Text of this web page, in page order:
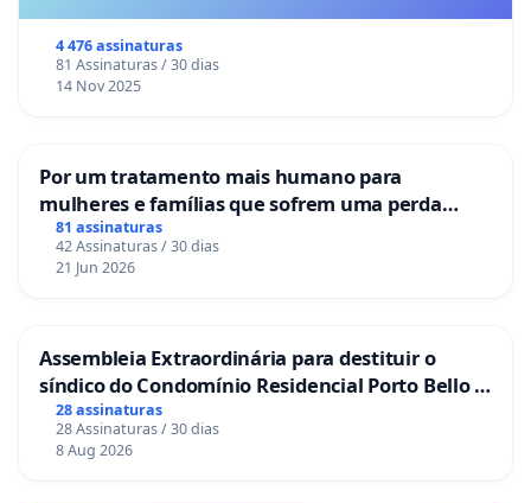
4 476 assinaturas
81 Assinaturas / 30 dias
14 Nov 2025
Por um tratamento mais humano para
mulheres e famílias que sofrem uma perda
gestacional nos hospitais portugueses
81 assinaturas
42 Assinaturas / 30 dias
21 Jun 2026
Assembleia Extraordinária para destituir o
síndico do Condomínio Residencial Porto Bello -
La Casa
28 assinaturas
28 Assinaturas / 30 dias
8 Aug 2026